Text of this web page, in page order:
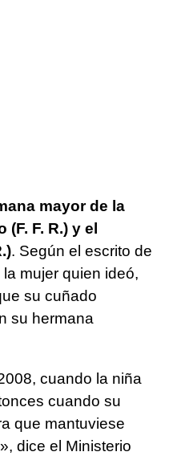
mayor de la
F. R.) y el
. Según el escrito de
mujer quien ideó,
su cuñado
su hermana
cuando la niña
cuando su
que mantuviese
dice el Ministerio